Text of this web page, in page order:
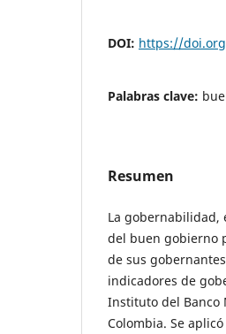
DOI: https://
Palabras clave:
Resumen
La gobernabilidad,
del buen gobierno
de sus
indicadores de
Instituto del Banco
Colombia. Se